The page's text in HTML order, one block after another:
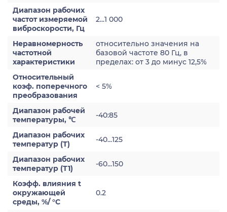
Диапазон рабочих
частот измеряемой
виброскорости, Гц
2...1 000
Неравномерность
частотной
характеристики
относительно значения на
базовой частоте 80 Гц, в
пределах: от 3 до минус 12,5%
Относительный
коэф. поперечного
преобразования
< 5%
Диапазон рабочей
температуры, ℃
-40:85
Диапазон рабочих
температур (Т)
-40...125
Диапазон рабочих
температур (Т1)
-60...150
Коэфф. влияния t
окружающей
среды, %/ °С
0.2